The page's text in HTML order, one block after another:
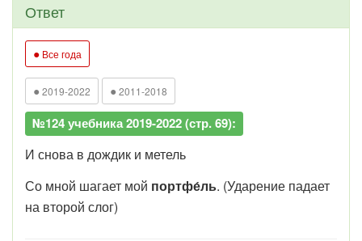
Ответ
● Все года
● 2019-2022 ● 2011-2018
№124 учебника 2019-2022 (стр. 69):
И снова в дождик и метель
Со мной шагает мой портфе́ль. (Ударение падает
на второй слог)